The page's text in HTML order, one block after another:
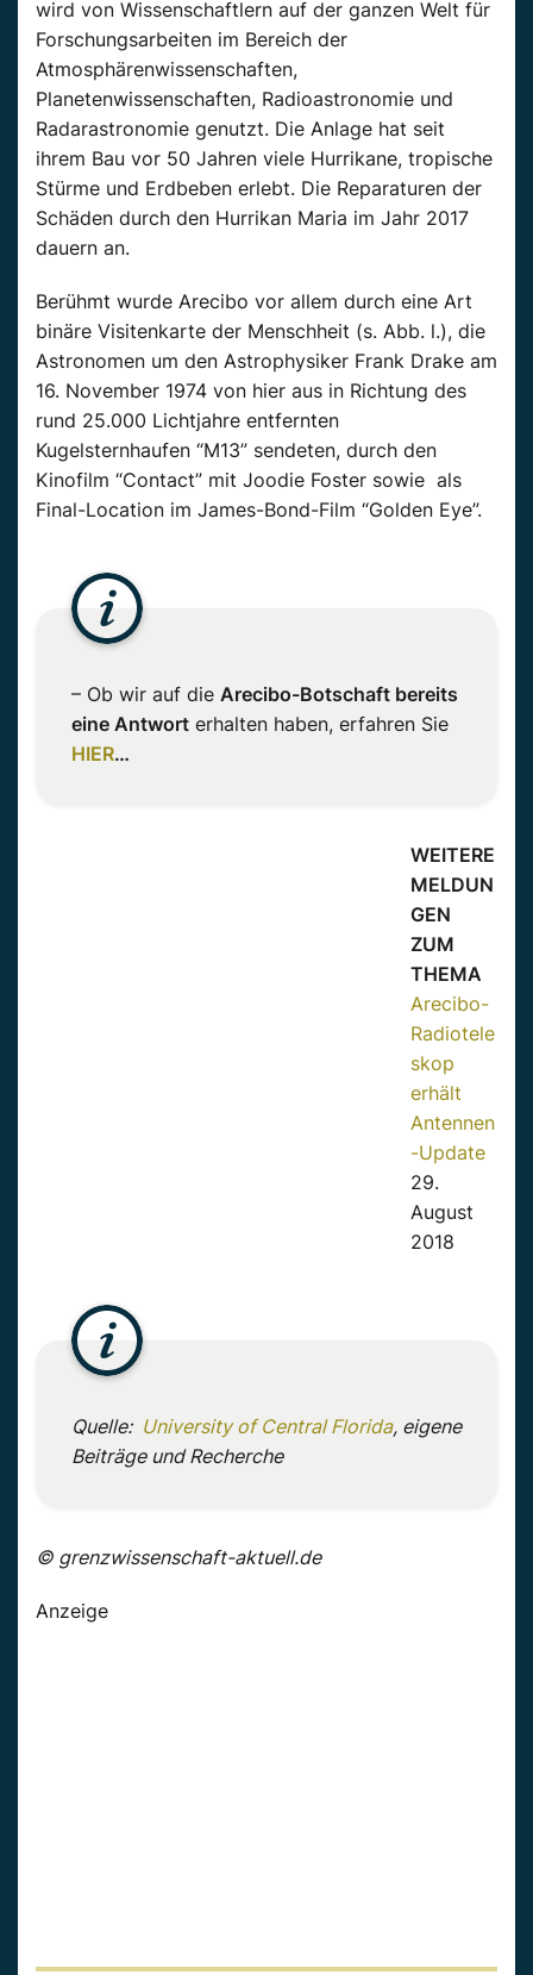
wird von Wissenschaftlern auf der ganzen Welt für
Forschungsarbeiten im Bereich der
Atmosphärenwissenschaften,
Planetenwissenschaften, Radioastronomie und
Radarastronomie genutzt. Die Anlage hat seit
ihrem Bau vor 50 Jahren viele Hurrikane, tropische
Stürme und Erdbeben erlebt. Die Reparaturen der
Schäden durch den Hurrikan Maria im Jahr 2017
dauern an.
Berühmt wurde Arecibo vor allem durch eine Art
binäre Visitenkarte der Menschheit (s. Abb. l.), die
Astronomen um den Astrophysiker Frank Drake am
16. November 1974 von hier aus in Richtung des
rund 25.000 Lichtjahre entfernten
Kugelsternhaufen “M13” sendeten, durch den
Kinofilm “Contact” mit Joodie Foster sowie als
Final-Location im James-Bond-Film “Golden Eye”.
– Ob wir auf die Arecibo-Botschaft bereits
eine Antwort erhalten haben, erfahren Sie
HIER…
WEITERE
MELDUN
GEN
ZUM
THEMA
Arecibo-
Radiotele
skop
erhält
Antennen
-Update
29.
August
2018
Quelle: University of Central Florida, eigene
Beiträge und Recherche
© grenzwissenschaft-aktuell.de
Anzeige